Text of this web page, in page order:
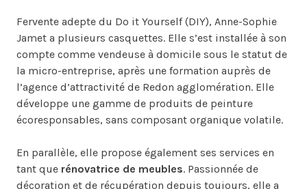
Fervente adepte du Do it Yourself (DIY), Anne-Sophie
Jamet a plusieurs casquettes. Elle s’est installée à son
compte comme vendeuse à domicile sous le statut de
la micro-entreprise, après une formation auprès de
l’agence d’attractivité de Redon agglomération. Elle
développe une gamme de produits de peinture
écoresponsables, sans composant organique volatile.
En parallèle, elle propose également ses services en
tant que rénovatrice de meubles. Passionnée de
décoration et de récupération depuis toujours, elle a